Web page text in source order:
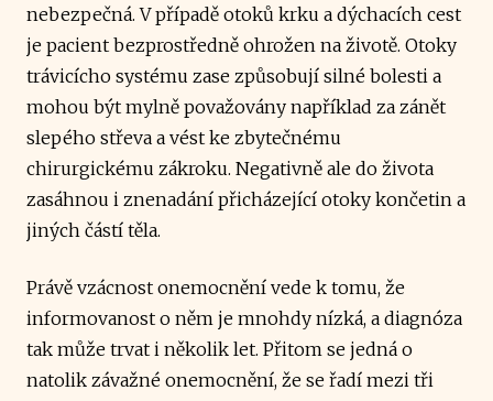
nebezpečná. V případě otoků krku a dýchacích cest
je pacient bezprostředně ohrožen na životě. Otoky
trávicícho systému zase způsobují silné bolesti a
mohou být mylně považovány například za zánět
slepého střeva a vést ke zbytečnému
chirurgickému zákroku. Negativně ale do života
zasáhnou i znenadání přicházející otoky končetin a
jiných částí těla.
Právě vzácnost onemocnění vede k tomu, že
informovanost o něm je mnohdy nízká, a diagnóza
tak může trvat i několik let. Přitom se jedná o
natolik závažné onemocnění, že se řadí mezi tři